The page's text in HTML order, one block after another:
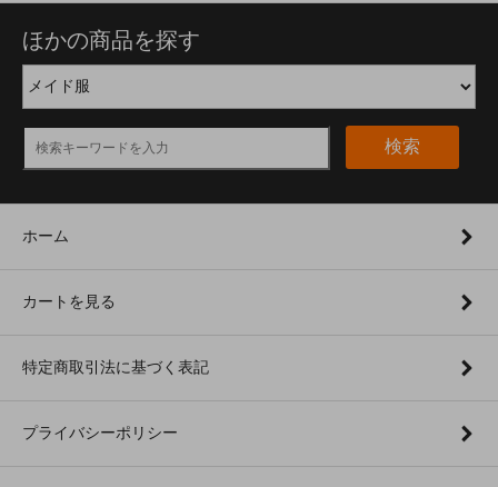
ほかの商品を探す
検索
ホーム
カートを見る
特定商取引法に基づく表記
プライバシーポリシー